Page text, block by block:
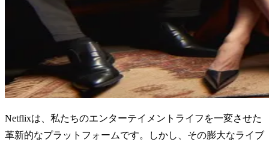
Netflixは、私たちのエンターテイメントライフを一変させた
革新的なプラットフォームです。しかし、その膨大なライブ